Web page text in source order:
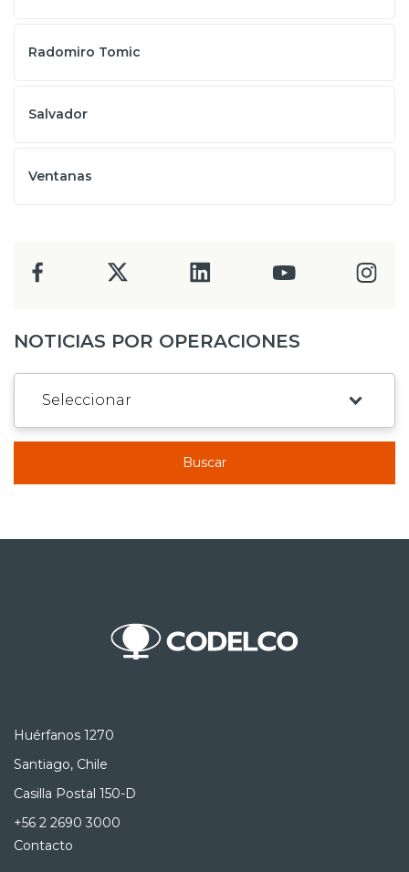
Radomiro Tomic
Salvador
Ventanas
NOTICIAS POR OPERACIONES
Buscar
Huérfanos 1270
Santiago, Chile
Casilla Postal 150-D
+56 2 2690 3000
Contacto